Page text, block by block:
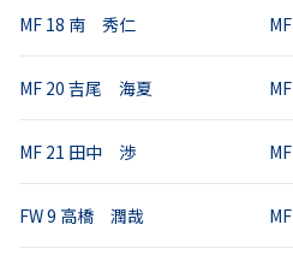
MF
MF
MF
MF
MF 18 南 秀仁
MF 20 吉尾 海夏
MF 21 田中 渉
FW9 高橋 潤哉